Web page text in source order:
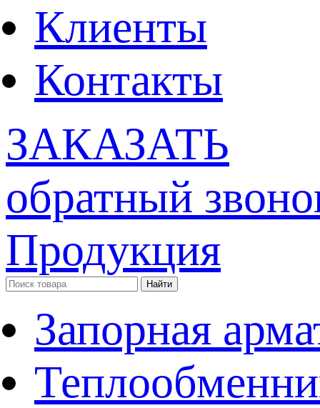
Клиенты
Контакты
ЗАКАЗАТЬ
обратный
Продукция
Запорная